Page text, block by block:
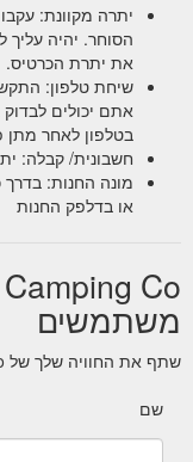
יתרה מקוונת:
הסוחר. יהיה
את יתרת הכרטיס.
שיחת טלפון:
אתם יכולים
בטלפון לאחר מתן
חשבונית/ קבלה:
מונה החנות:
או בדלפק החנות
משתמשים
שתף את החוויה שלך של The Boho Camping Co.
שם